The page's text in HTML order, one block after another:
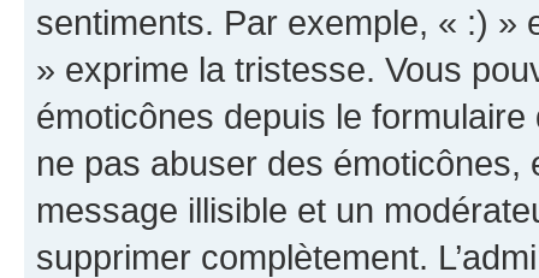
sentiments. Par exemple, « :) »
» exprime la tristesse. Vous
émoticônes depuis le
ne pas abuser des
message illisible et un
supprimer complètement.